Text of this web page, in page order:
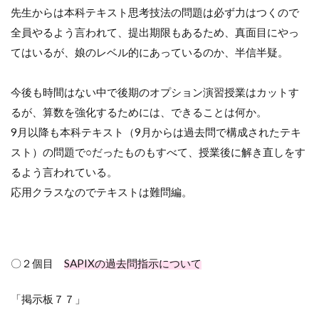
先生からは本科テキスト思考技法の問題は必ず力はつくので
全員やるよう言われて、提出期限もあるため、真面目にやっ
てはいるが、娘のレベル的にあっているのか、半信半疑。
今後も時間はない中で後期のオプション演習授業はカットす
るが、算数を強化するためには、できることは何か。
9 月以降も本科テキスト（9 月からは過去問で構成されたテキ
スト）の問題で○だったものもすべて、授業後に解き直しをす
るよう言われている。
応用クラスなのでテキストは難問編。
〇２個目 SAPIXの過去問指示について
「掲示板７７」